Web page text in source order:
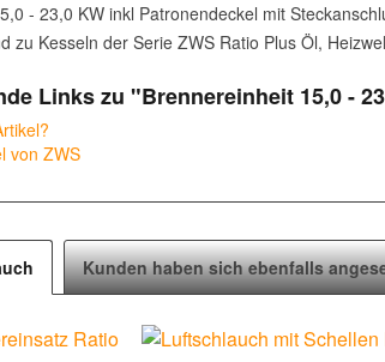
- 23,0 KW inkl Patronendeckel mit
zu Kesseln der Serie ZWS Ratio Plus Öl,
Links zu "Brennereinheit 15,0 -
von ZWS
Kunden haben sich ebenfalls